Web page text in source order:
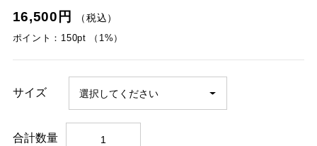
16,500円
（税込）
ポイント：150pt （1%）
サイズ
合計数量